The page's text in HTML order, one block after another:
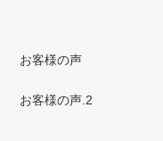
お客様の声
お客様の声.2